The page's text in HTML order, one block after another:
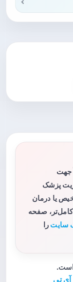
جهت
پزشک
یا درمان
کامل‌تر، صفحه
سایت را
آی تی